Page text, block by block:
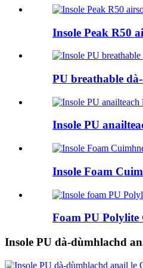
Insole Peak R50
PU breathable
Insole PU
Insole Foam
Foam PU Polylite
Insole PU dà-dùmhlachd